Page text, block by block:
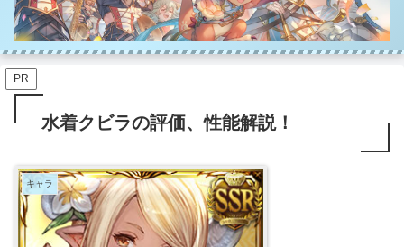
PR
水着クビラの評価、性能解説！
キャラ